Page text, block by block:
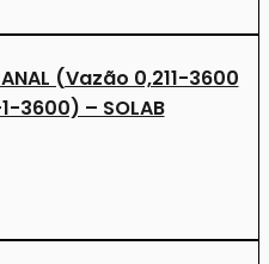
(Vazão 0,211-3600
3600) – SOLAB